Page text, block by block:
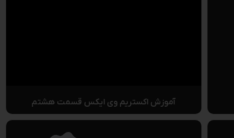
آموزش اکستریم وی ایکس قسمت هشتم